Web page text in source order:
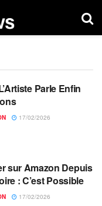
Parle Enfin
17/02/2026
sur Amazon Depuis
: C’est Possible
17/02/2026